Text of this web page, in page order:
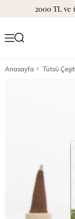
2000 TL
Anasayfa Tütsü